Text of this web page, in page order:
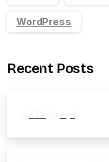
WordPress
Recent Posts